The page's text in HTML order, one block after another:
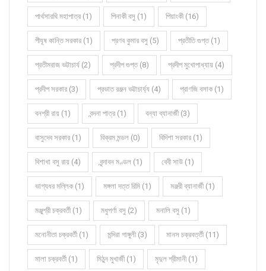
পার্থসারথি মহাপাত্র (1) পিনাকী বসু (1) পিয়াংকী (16)
পীযূষ কান্তি সরকার (1) প্রণব কুমার বসু (5) প্রতীতি গুপ্ত (1)
প্রতীমরাজ ভট্টাচার্য (2) প্রদীপ গুপ্ত (8) প্রদীপ মুখোপাধ্যায় (4)
প্রদীপ সরকার (3) প্রভাত রঞ্জন ভট্টাচার্য্য (4) প্রাণজি বসাক (1)
বনশ্রী রায় (1) বন্দনা পাত্র (1) বন্যা ব্যানার্জী (3)
বাসুদেব সরকার (1) বিক্রম মন্ডল (0) বিদিশা সরকার (1)
বিশাখা বসু রায় (4) বৃন্দাবন মণ্ডল (1) বেবী সাউ (1)
ভাগ্যধর মল্লিক (1) মঙ্গলা দত্ত রিমি (1) মঞ্জরী ব্যানার্জী (1)
মঞ্জুশ্রী চক্রবর্তী (1) মধুপর্ণা বসু (2) মনালি বসু (1)
মনোনীতা চক্রবর্তী (1) মন্দিরা গাঙ্গুলী (3) মানস চক্রবর্ত্তী (11)
মালা চক্রবর্তী (1) মিঠুন মুখার্জী (1) মৃদুল শ্রীমানী (1)